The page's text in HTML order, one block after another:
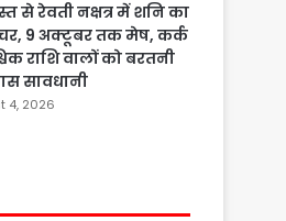
से रेवती नक्षत्र में शनि का
9 अक्टूबर तक मेष, कर्क
राशि वालों को बरतनी
सावधानी
4, 2026